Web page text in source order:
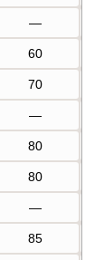
—
60
70
—
80
80
—
85